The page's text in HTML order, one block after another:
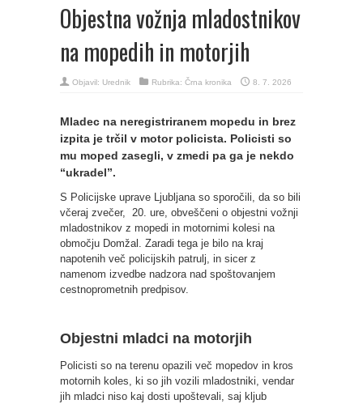
Objestna vožnja mladostnikov
na mopedih in motorjih
Objavil: Urednik Rubrika: Črna kronika 8. 7. 2026
Mladec na neregistriranem mopedu in brez
izpita je trčil v motor policista. Policisti so
mu moped zasegli, v zmedi pa ga je nekdo
“ukradel”.
S Policijske uprave Ljubljana so sporočili, da so bili
včeraj zvečer, 20. ure, obveščeni o objestni vožnji
mladostnikov z mopedi in motornimi kolesi na
območju Domžal. Zaradi tega je bilo na kraj
napotenih več policijskih patrulj, in sicer z
namenom izvedbe nadzora nad spoštovanjem
cestnoprometnih predpisov.
Objestni mladci na motorjih
Policisti so na terenu opazili več mopedov in kros
motornih koles, ki so jih vozili mladostniki, vendar
jih mladci niso kaj dosti upoštevali, saj kljub